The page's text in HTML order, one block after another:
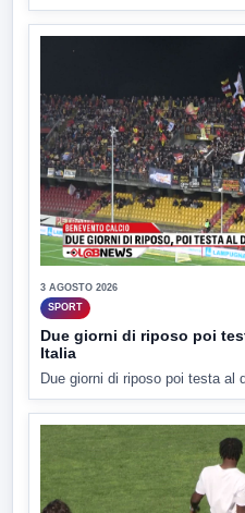
3 AGOSTO 2026
SPORT
Due giorni di riposo poi
Italia
Due giorni di riposo poi testa al